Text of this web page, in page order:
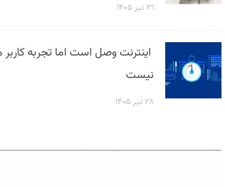
۳۱ تیر ۱۴۰۵
اینترنت وصل است اما تجربه
نیست
۲۸ تیر ۱۴۰۵